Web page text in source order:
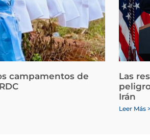
campamentos de
Las
Irán
Leer Más